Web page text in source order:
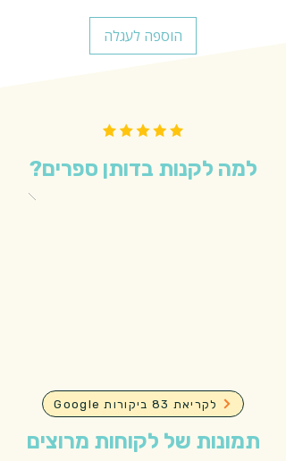
הוספה לעגלה
למה לקנות בדותן ספרים?
Google לקריאת 83 ביקורות
תמונות של לקוחות מרוצים